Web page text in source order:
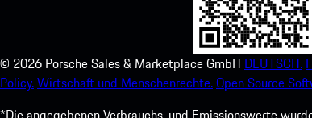
© 2026 Porsche Sales & Marketplace GmbH DEUTSCH.
Policy.Wirtschaft und Menschenrechte.Open Source